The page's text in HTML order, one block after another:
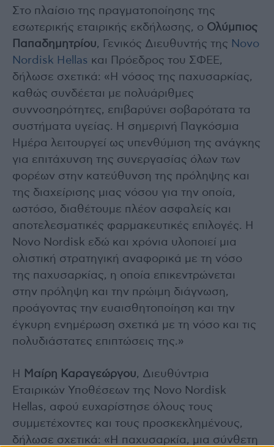
Στο πλαίσιο της πραγματοποίησης της
εσωτερικής εταιρικής εκδήλωσης, ο Ολύμπιος
Παπαδημητρίου, Γενικός Διευθυντής της Novo
Nordisk Hellas και Πρόεδρος του ΣΦΕΕ,
δήλωσε σχετικά: «Η νόσος της παχυσαρκίας,
καθώς συνδέεται με πολυάριθμες
συννοσηρότητες, επιβαρύνει σοβαρότατα τα
συστήματα υγείας. Η σημερινή Παγκόσμια
Ημέρα λειτουργεί ως υπενθύμιση της ανάγκης
για επιτάχυνση της συνεργασίας όλων των
φορέων στην κατεύθυνση της πρόληψης και
της διαχείρισης μιας νόσου για την οποία,
ωστόσο, διαθέτουμε πλέον ασφαλείς και
αποτελεσματικές φαρμακευτικές επιλογές. Η
Novo Nordisk εδώ και χρόνια υλοποιεί μια
ολιστική στρατηγική αναφορικά με τη νόσο
της παχυσαρκίας, η οποία επικεντρώνεται
στην πρόληψη και την πρώιμη διάγνωση,
προάγοντας την ευαισθητοποίηση και την
έγκυρη ενημέρωση σχετικά με τη νόσο και τις
πολυδιάστατες επιπτώσεις της.»
Η Μαίρη Καραγεώργου, Διευθύντρια
Εταιρικών Υποθέσεων της Νοvo Nordisk
Hellas, αφού ευχαρίστησε όλους τους
συμμετέχοντες και τους προσκεκλημένους,
δήλωσε σχετικά: «Η παχυσαρκία, μια σύνθετη